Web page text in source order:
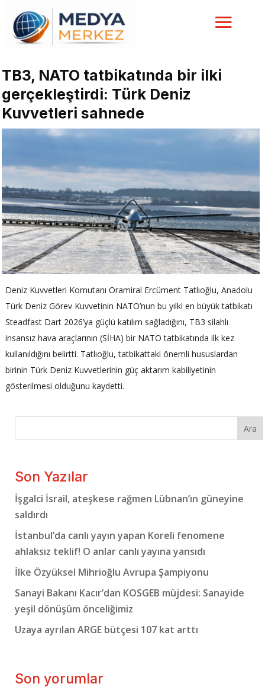
TB3, NATO tatbikatında bir ilki
gerçekleştirdi: Türk Deniz
Kuvvetleri sahnede
Deniz Kuvvetleri Komutanı Oramiral Ercüment Tatlıoğlu, Anadolu
Türk Deniz Görev Kuvvetinin NATO’nun bu yılki en büyük tatbikatı
Steadfast Dart 2026’ya güçlü katılım sağladığını, TB3 silahlı
insansız hava araçlarının (SİHA) bir NATO tatbikatında ilk kez
kullanıldığını belirtti. Tatlıoğlu, tatbikattaki önemli hususlardan
birinin Türk Deniz Kuvvetlerinin güç aktarım kabiliyetinin
gösterilmesi olduğunu kaydetti.
Ara
Son Yazılar
İşgalci İsrail, ateşkese rağmen Lübnan’ın güneyine
saldırdı
İstanbul’da canlı yayın yapan Koreli fenomene
ahlaksız teklif! O anlar canlı yayına yansıdı
İlke Özyüksel Mihrioğlu Avrupa Şampiyonu
Sanayi Bakanı Kacır’dan KOSGEB müjdesi: Sanayide
yeşil dönüşüm önceliğimiz
Uzaya ayrılan ARGE bütçesi 107 kat arttı
Son yorumlar